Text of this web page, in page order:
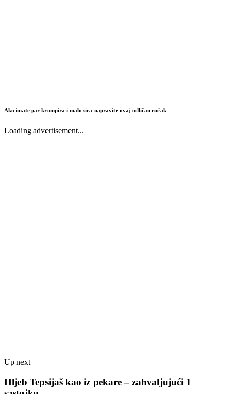
Ako imate par krompira i malo sira napravite ovaj odličan ručak
Loading advertisement...
Up next
Hljeb Tepsijaš kao iz pekare – zahvaljujući 1